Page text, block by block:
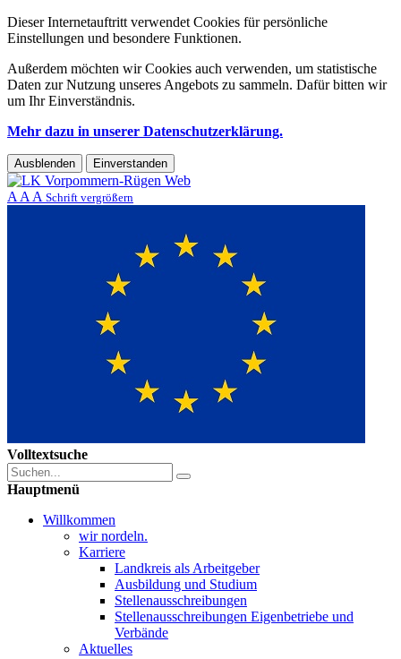
Dieser Internetauftritt verwendet Cookies für persönliche
Einstellungen und besondere Funktionen.
Außerdem möchten wir Cookies auch verwenden, um statistische
Daten zur Nutzung unseres Angebots zu sammeln. Dafür bitten wir
um Ihr Einverständnis.
Mehr dazu in unserer Datenschutzerklärung.
Ausblenden Einverstanden
A A A Schrift vergrößern
Volltextsuche
Hauptmenü
Willkommen
wir nordeln.
Karriere
Landkreis als Arbeitgeber
Ausbildung und Studium
Stellenausschreibungen
Stellenausschreibungen Eigenbetriebe und
Verbände
Aktuelles